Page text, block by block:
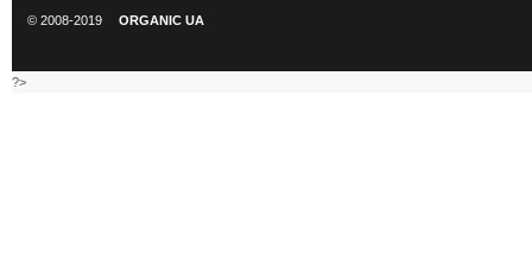
© 2008-2019 ORGANIC UA
?>